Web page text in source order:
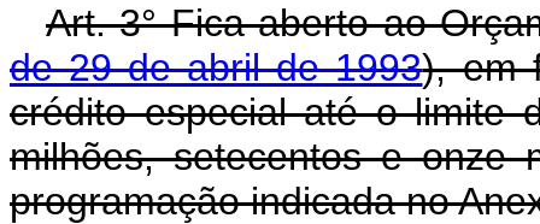
Art. 3° Fica aberto ao
de 29 de abril de 1993), em
crédito especial até o limite
milhões, setecentos e onze
programação indicada no